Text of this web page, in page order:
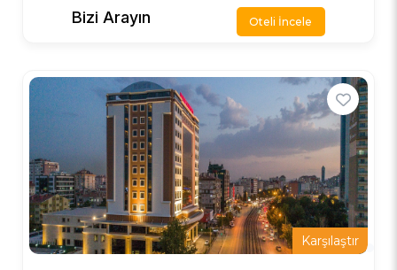
Bizi Arayın Oteli İncele
Karşılaştır